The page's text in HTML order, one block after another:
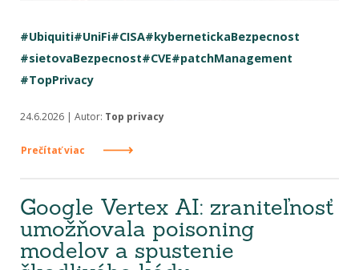
#Ubiquiti#UniFi#CISA#kybernetickaBezpecnost
#sietovaBezpecnost#CVE#patchManagement
#TopPrivacy
24.6.2026 | Autor: Top privacy
Prečítať viac
Google Vertex AI: zraniteľnosť
umožňovala poisoning
modelov a spustenie